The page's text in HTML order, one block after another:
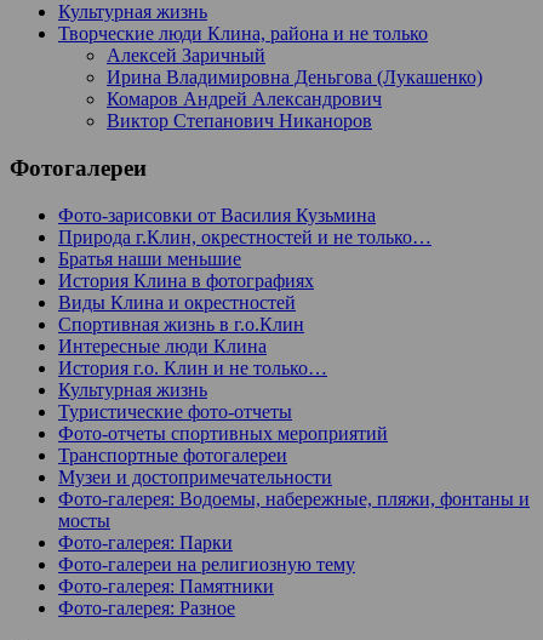
Культурная жизнь
Творческие люди Клина, района и не только
Алексей Заричный
Ирина Владимировна Деньгова (Лукашенко)
Комаров Андрей Александрович
Виктор Степанович Никаноров
Фотогалереи
Фото-зарисовки от Василия Кузьмина
Природа г.Клин, окрестностей и не только…
Братья наши меньшие
История Клина в фотографиях
Виды Клина и окрестностей
Спортивная жизнь в г.о.Клин
Интересные люди Клина
История г.о. Клин и не только…
Культурная жизнь
Туристические фото-отчеты
Фото-отчеты спортивных мероприятий
Транспортные фотогалереи
Музеи и достопримечательности
Фото-галерея: Водоемы, набережные, пляжи, фонтаны и
мосты
Фото-галерея: Парки
Фото-галереи на религиозную тему
Фото-галерея: Памятники
Фото-галерея: Разное